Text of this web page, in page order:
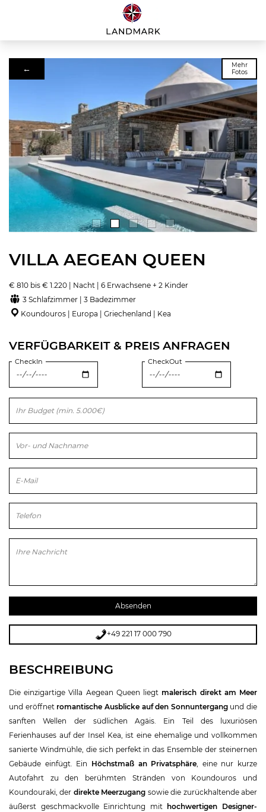
←
Mehr
Fotos
VILLA AEGEAN QUEEN
€ 810 bis € 1.220 | Nacht | 6 Erwachsene + 2 Kinder
3 Schlafzimmer | 3 Badezimmer
Koundouros | Europa | Griechenland | Kea
VERFÜGBARKEIT & PREIS ANFRAGEN
CheckIn CheckOut
Bitte lasse dieses Feld leer.
Bitte lasse dieses Feld leer.
+49 221 17 000 790
BESCHREIBUNG
Die einzigartige Villa Aegean Queen liegt malerisch direkt am Meer
und eröffnet romantische Ausblicke auf den Sonnuntergangund die
sanften Wellen der südlichen Agäis. Ein Teil des luxuriösen
Ferienhauses auf der Insel Kea, ist eine ehemalige und vollkommen
sanierte Windmühle, die sich perfekt in das Ensemble der steinernen
Gebäude einfügt. Ein Höchstmaß an Privatsphäre , eine nur kurze
Autofahrt zu den berühmten Stränden von Koundouros und
Koundouraki, der direkte Meerzugang sowie die zurückhaltende aber
äußerst geschmackvolle Einrichtung mit hochwertigen Designer-